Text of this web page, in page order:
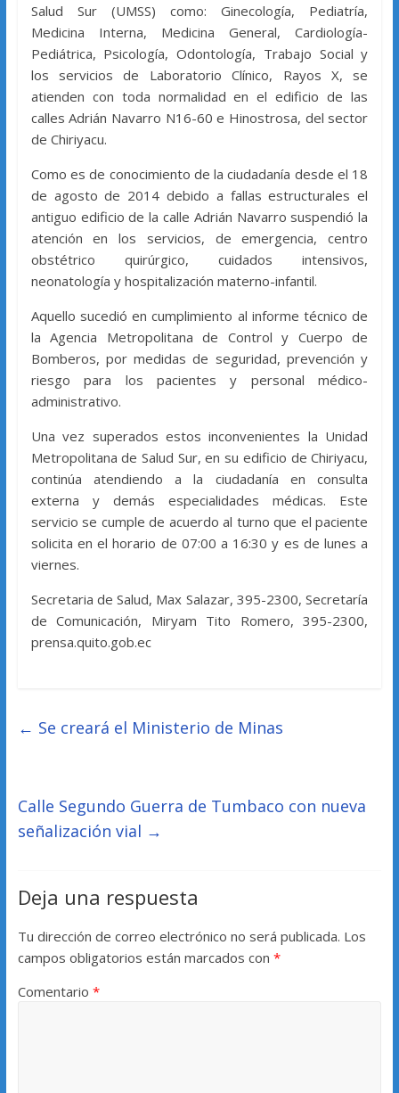
Salud Sur (UMSS) como: Ginecología, Pediatría,
Medicina Interna, Medicina General, Cardiología-
Pediátrica, Psicología, Odontología, Trabajo Social y
los servicios de Laboratorio Clínico, Rayos X, se
atienden con toda normalidad en el edificio de las
calles Adrián Navarro N16-60 e Hinostrosa, del sector
de Chiriyacu.
Como es de conocimiento de la ciudadanía desde el 18
de agosto de 2014 debido a fallas estructurales el
antiguo edificio de la calle Adrián Navarro suspendió la
atención en los servicios, de emergencia, centro
obstétrico quirúrgico, cuidados intensivos,
neonatología y hospitalización materno-infantil.
Aquello sucedió en cumplimiento al informe técnico de
la Agencia Metropolitana de Control y Cuerpo de
Bomberos, por medidas de seguridad, prevención y
riesgo para los pacientes y personal médico-
administrativo.
Una vez superados estos inconvenientes la Unidad
Metropolitana de Salud Sur, en su edificio de Chiriyacu,
continúa atendiendo a la ciudadanía en consulta
externa y demás especialidades médicas. Este
servicio se cumple de acuerdo al turno que el paciente
solicita en el horario de 07:00 a 16:30 y es de lunes a
viernes.
Secretaria de Salud, Max Salazar, 395-2300, Secretaría
de Comunicación, Miryam Tito Romero, 395-2300,
prensa.quito.gob.ec
← Se creará el Ministerio de Minas
Calle Segundo Guerra de Tumbaco con nueva
señalización vial →
Deja una respuesta
Tu dirección de correo electrónico no será publicada. Los
campos obligatorios están marcados con *
Comentario *